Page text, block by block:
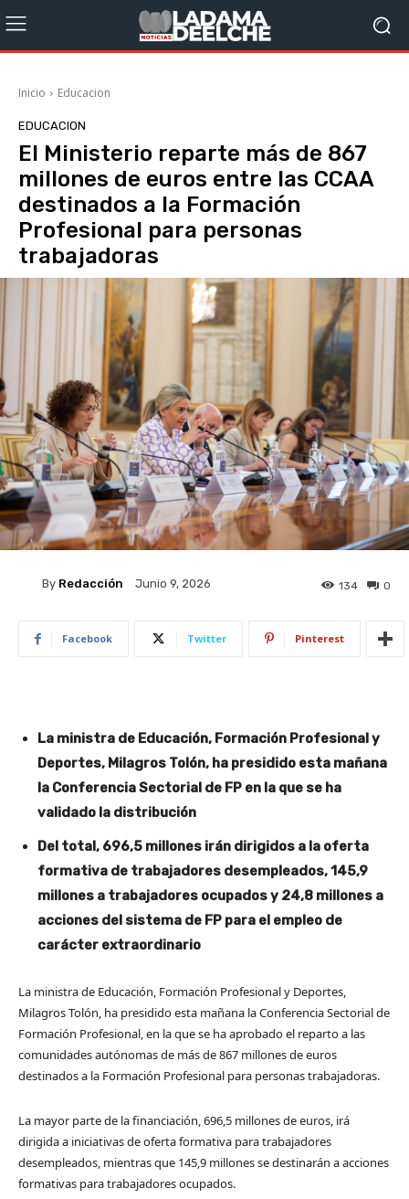
Inicio Educacion
EDUCACION
El Ministerio reparte más de 867
millones de euros entre las CCAA
destinados a la Formación
Profesional para personas
trabajadoras
By Redacción Junio 9, 2026 0
134
Facebook Twitter Pinterest
La ministra de Educación, Formación Profesional y
Deportes, Milagros Tolón, ha presidido esta mañana
la Conferencia Sectorial de FP en la que se ha
validado la distribución
Del total, 696,5 millones irán dirigidos a la oferta
formativa de trabajadores desempleados, 145,9
millones a trabajadores ocupados y 24,8 millones a
acciones del sistema de FP para el empleo de
carácter extraordinario
La ministra de Educación, Formación Profesional y Deportes,
Milagros Tolón, ha presidido esta mañana la Conferencia Sectorial de
Formación Profesional, en la que se ha aprobado el reparto a las
comunidades autónomas de más de 867 millones de euros
destinados a la Formación Profesional para personas trabajadoras.
La mayor parte de la financiación, 696,5 millones de euros, irá
dirigida a iniciativas de oferta formativa para trabajadores
desempleados, mientras que 145,9 millones se destinarán a acciones
formativas para trabajadores ocupados.